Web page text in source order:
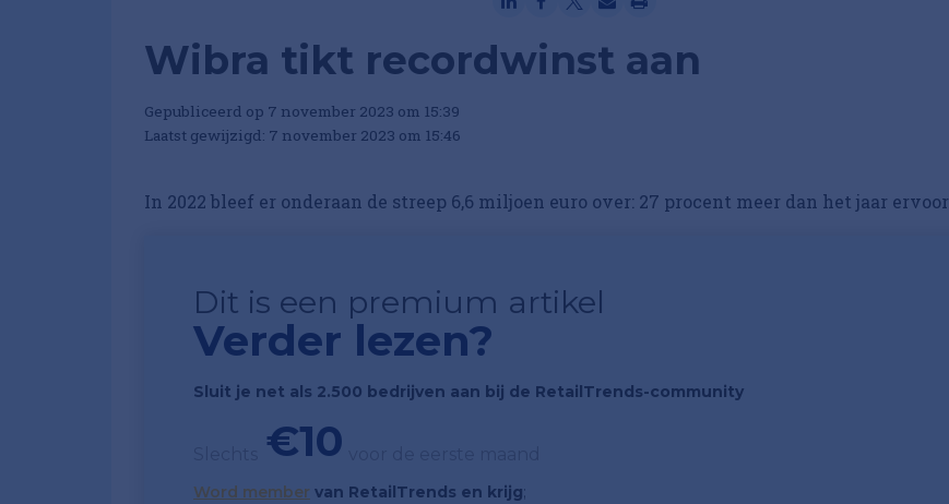
Wibra tikt recordwinst aan
Gepubliceerd op 7 november 2023 om 15:39
Laatst gewijzigd: 7 november 2023 om 15:46
In 2022 bleef er onderaan de streep 6,6 miljoen euro over: 27 procent meer dan het jaar ervoor.
Dit is een premium artikel
Verder lezen?
Sluit je net als 2.500 bedrijven aan bij de RetailTrends-community
€10
Word member van RetailTrends en krijg;